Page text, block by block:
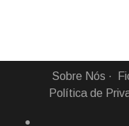
Sobre Nós
Política de